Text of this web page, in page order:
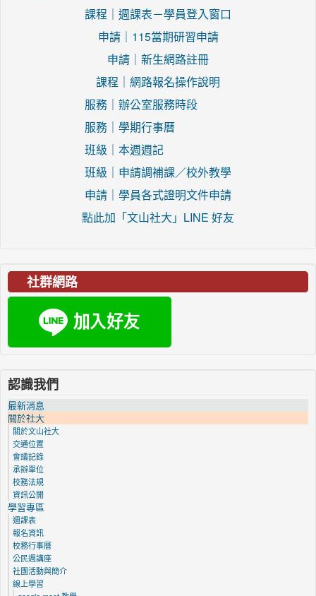
課程｜週課表－學員登入窗口
申請｜115當期研習申請
申請｜新生網路註冊
課程｜網路報名操作說明
服務｜辦公室服務時段
服務｜學期行事曆
班級｜本週週記
班級｜申請調補課／校外教學
申請｜學員各式證明文件申請
點此加「文山社大」LINE 好友
社群網路
認識我們
最新消息
關於社大
關於文山社大
交通位置
會議記錄
承辦單位
校務法規
資訊公開
學習專區
週課表
報名資訊
校務行事曆
公民週講座
社團活動與簡介
線上學習